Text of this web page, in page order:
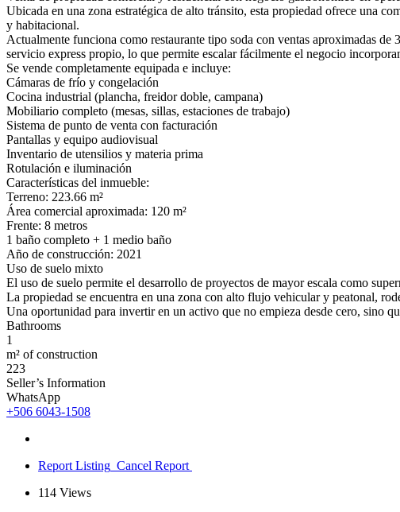
Ubicada en una zona estratégica de alto tránsito, esta propiedad ofrece una
y habitacional.
Actualmente funciona como restaurante tipo soda con ventas aproximadas de
servicio express propio, lo que permite escalar fácilmente el negocio
Se vende completamente equipada e incluye:
Cámaras de frío y congelación
Cocina industrial (plancha, freidor doble, campana)
Mobiliario completo (mesas, sillas, estaciones de trabajo)
Sistema de punto de venta con facturación
Pantallas y equipo audiovisual
Inventario de utensilios y materia prima
Rotulación e iluminación
Características del inmueble:
Terreno: 223.66 m²
Área comercial aproximada: 120 m²
Frente: 8 metros
1 baño completo + 1 medio baño
Año de construcción: 2021
Uso de suelo mixto
El uso de suelo permite el desarrollo de proyectos de mayor escala como
La propiedad se encuentra en una zona con alto flujo vehicular y peatonal,
Una oportunidad para invertir en un activo que no empieza desde cero, sino
Bathrooms
1
m² of construction
223
Seller’s Information
WhatsApp
+506 6043-1508
Report Listing Cancel Report
114 Views